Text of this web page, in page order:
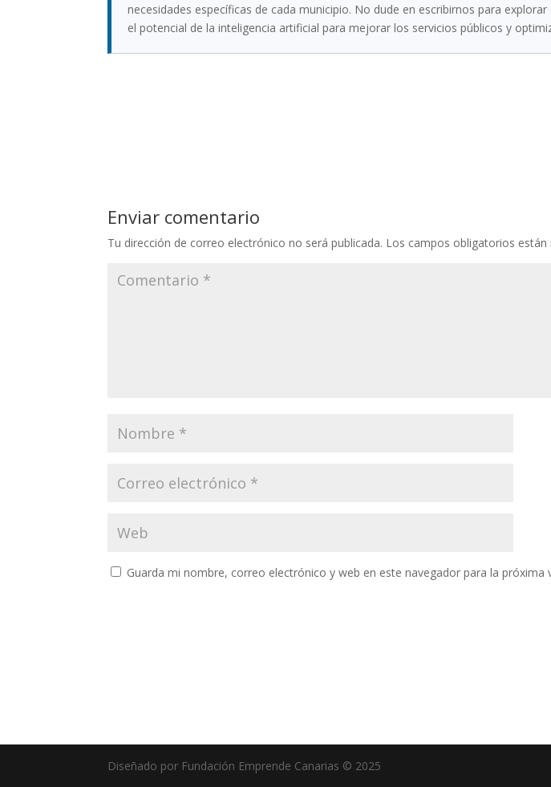
necesidades específicas de cada municipio. No dude en escribirnos para
el potencial de la inteligencia artificial para mejorar los servicios públicos y
Enviar comentario
Tu dirección de correo electrónico no será publicada. Los campos obligatorios
Guarda mi nombre, correo electrónico y web en este navegador para la próxima
n
a
Diseñado por Fundación Emprende Canarias © 2025